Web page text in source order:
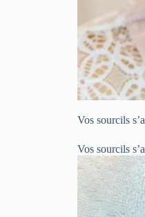
Vos sourcils
Vos sourcils